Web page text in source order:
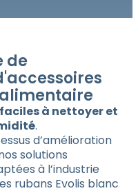
de
faciles à nettoyer et
.
d’amélioration
solutions
à l’industrie
rubans Evolis blanc